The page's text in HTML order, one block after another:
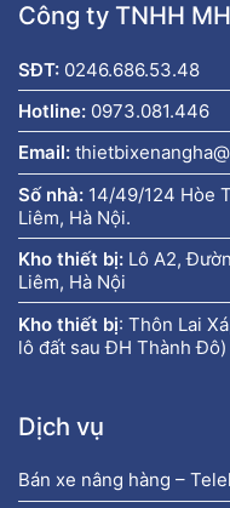
Công ty TNHH
SĐT: 0246.686.53.48
Hotline: 0973.081.446
Email:
Số nhà: 14/49/124 Hòe
Liêm, Hà Nội.
Kho thiết bị: Lô A2,
Liêm, Hà Nội
Kho thiết bị: Thôn Lai
lô đất sau ĐH Thành Đô)
Dịch vụ
Bán xe nâng hàng –